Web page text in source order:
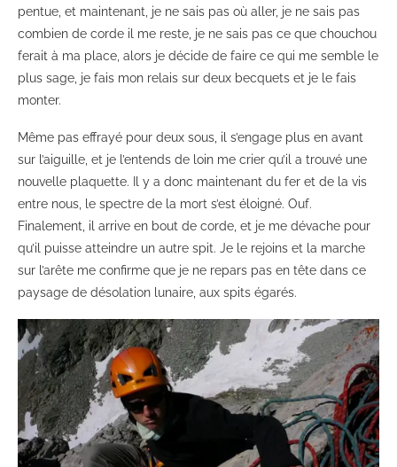
pentue, et maintenant, je ne sais pas où aller, je ne sais pas
combien de corde il me reste, je ne sais pas ce que chouchou
ferait à ma place, alors je décide de faire ce qui me semble le
plus sage, je fais mon relais sur deux becquets et je le fais
monter.
Même pas effrayé pour deux sous, il s’engage plus en avant
sur l’aiguille, et je l’entends de loin me crier qu’il a trouvé une
nouvelle plaquette. Il y a donc maintenant du fer et de la vis
entre nous, le spectre de la mort s’est éloigné. Ouf.
Finalement, il arrive en bout de corde, et je me dévache pour
qu’il puisse atteindre un autre spit. Je le rejoins et la marche
sur l’arête me confirme que je ne repars pas en tête dans ce
paysage de désolation lunaire, aux spits égarés.